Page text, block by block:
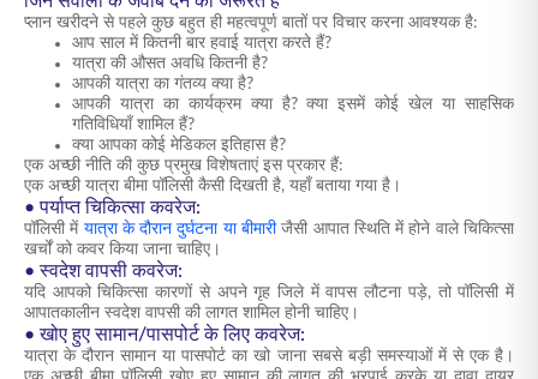
प्लान खरीदने से पहले कुछ बहुत ही महत्वपूर्ण बातों पर विचार करना आवश्यक है:
आप साल में कितनी बार हवाई यात्रा करते हैं?
यात्रा की औसत अवधि कितनी है?
आपकी यात्रा का गंतव्य क्या है?
आपकी यात्रा का कार्यक्रम क्या है? क्या इसमें कोई खेल या साहसिक
गतिविधियाँ शामिल हैं?
क्या आपका कोई मेडिकल इतिहास है?
एक अच्छी नीति की कुछ प्रमुख विशेषताएं इस प्रकार हैं:
एक अच्छी यात्रा बीमा पॉलिसी कैसी दिखती है, यहाँ बताया गया है।
• पर्याप्त चिकित्सा कवरेज:
पॉलिसी में यात्रा के दौरान दुर्घटना या बीमारीजैसी आपात स्थिति में होने वाले चिकित्सा
खर्चों को कवर किया जाना चाहिए।
• स्वदेश वापसी कवरेज:
यदि आपको चिकित्सा कारणों से अपने गृह जिले में वापस लौटना पड़े, तो पॉलिसी में
आपातकालीन स्वदेश वापसी की लागत शामिल होनी चाहिए।
• खोए हुए सामान/पासपोर्ट के लिए कवरेज:
यात्रा के दौरान सामान या पासपोर्ट का खो जाना सबसे बड़ी समस्याओं में से एक है।